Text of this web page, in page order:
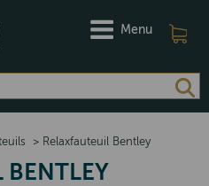
Menu
> Relaxfauteuil Bentley
BENTLEY